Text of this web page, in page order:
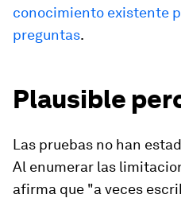
conocimiento existente
preguntas.
Plausible
Las pruebas no han
Al enumerar las
afirma que "a veces